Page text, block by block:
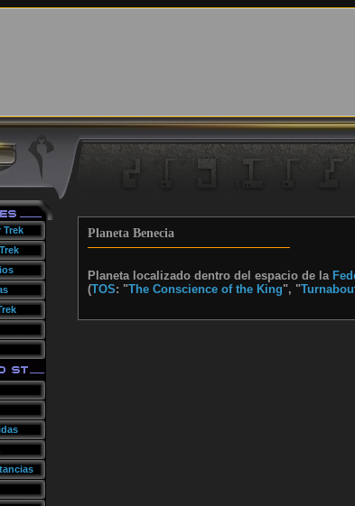
Trek
Planeta Benecia
Planeta localizado dentro del espacio de la
(TOS: "The Conscience of the King", "